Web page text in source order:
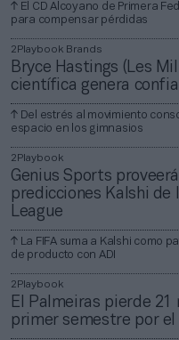
El CD Alcoyano de Primera
para compensar pérdidas
2Playbook Brands
Bryce Hastings (Les
científica genera
Del estrés al movimiento
espacio en los gimnasios
2Playbook
Genius Sports
predicciones Kalshi
League
La FIFA suma a Kalshi como
de producto con ADI
2Playbook
El Palmeiras pierde 21
primer semestre por